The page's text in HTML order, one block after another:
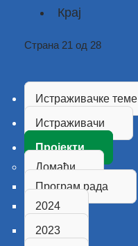
Крај
Страна 21 од 28
Истраживачке теме
Истраживачи
Пројекти
Домаћи
Програм рада
2024
2023